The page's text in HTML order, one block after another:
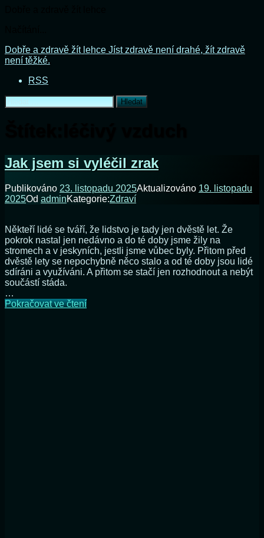
Přejít
k
webu
Dobře a zdravě žít lehce Jíst zdravě není drahé, žít zdravě
není těžké.
RSS
Vyhledávání
Jak jsem si vyléčil zrak
Publikováno 23. listopadu 2025Aktualizováno 19. listopadu
2025Od adminKategorie:Zdraví
Někteří lidé se tváří, že lidstvo je tady jen dvěstě let. Že
pokrok nastal jen nedávno a do té doby jsme žily na
stromech a v jeskyních, jestli jsme vůbec byly. Přitom před
dvěstě lety se nepochybně něco stalo a od té doby jsou lidé
sdíráni a využíváni. A přitom se stačí jen rozhodnout a nebýt
součástí stáda.
…
Pokračovat ve čteníJak